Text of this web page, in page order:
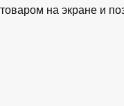
товаром на экране и